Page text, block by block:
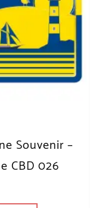
Souvenir –
CBD 026